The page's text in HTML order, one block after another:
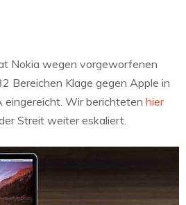
Nokia wegen vorgeworfenen
Bereichen Klage gegen Apple in
eingereicht. Wir berichteten hier
Streit weiter eskaliert.